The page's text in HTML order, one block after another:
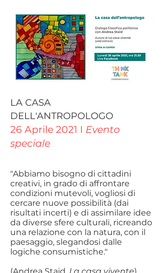
LA CASA
DELL'ANTROPOLOGO
26 Aprile 2021 I Evento
speciale
"Abbiamo bisogno di cittadini
creativi, in grado di affrontare
condizioni mutevoli, vogliosi di
cercare nuove possibilità (dai
risultati incerti) e di assimilare idee
da diverse sfere culturali, ricreando
una relazione con la natura, con il
paesaggio, slegandosi dalle
logiche consumistiche."